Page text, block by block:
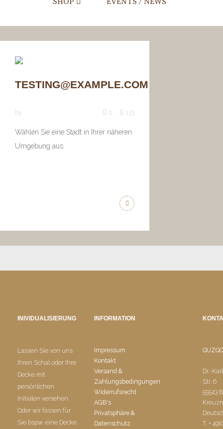
TESTING@EXAMPLE.COM
by 0 133
Wählen Sie eine Stadt in Ihrer näheren
Umgebung aus.
INIVIDUALISIERUNG
Lassen Sie von uns
Ihren Schal oder Ihre
Decke mit
persönlichen
Initialen versehen.
Oder wir fassen für
Sie bspw. eine Decke
INFORMATION
Impressum
Kontakt
Versand &
Zahlungsbedingungen
Widerrufsrecht
AGB's
Privatsphäre &
Datenschutz
QUZQO
Dr.-
Str. 6
55543
T. +